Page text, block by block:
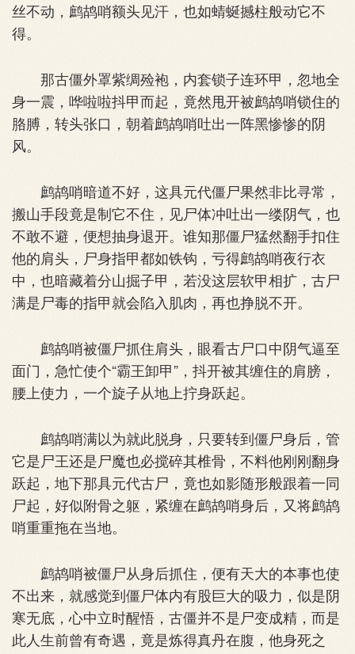
丝不动，鹧鸪哨额头见汗，也如蜻蜒撼柱般动它不
得。
那古僵外罩紫绸殓袍，内套锁子连环甲，忽地全
身一震，哗啦啦抖甲而起，竟然甩开被鹧鸪哨锁住的
胳膊，转头张口，朝着鹧鸪哨吐出一阵黑惨惨的阴
风。
鹧鸪哨暗道不好，这具元代僵尸果然非比寻常，
搬山手段竟是制它不住，见尸体冲吐出一缕阴气，也
不敢不避，便想抽身退开。谁知那僵尸猛然翻手扣住
他的肩头，尸身指甲都如铁钩，亏得鹧鸪哨夜行衣
中，也暗藏着分山掘子甲，若没这层软甲相扩，古尸
满是尸毒的指甲就会陷入肌肉，再也挣脱不开。
鹧鸪哨被僵尸抓住肩头，眼看古尸口中阴气逼至
面门，急忙使个“霸王卸甲”，抖开被其缠住的肩膀，
腰上使力，一个旋子从地上拧身跃起。
鹧鸪哨满以为就此脱身，只要转到僵尸身后，管
它是尸王还是尸魔也必搅碎其椎骨，不料他刚刚翻身
跃起，地下那具元代古尸，竟也如影随形般跟着一同
尸起，好似附骨之躯，紧缠在鹧鸪哨身后，又将鹧鸪
哨重重拖在当地。
鹧鸪哨被僵尸从身后抓住，便有天大的本事也使
不出来，就感觉到僵尸体内有股巨大的吸力，似是阴
寒无底，心中立时醒悟，古僵并不是尸变成精，而是
此人生前曾有奇遇，竟是炼得真丹在腹，他身死之